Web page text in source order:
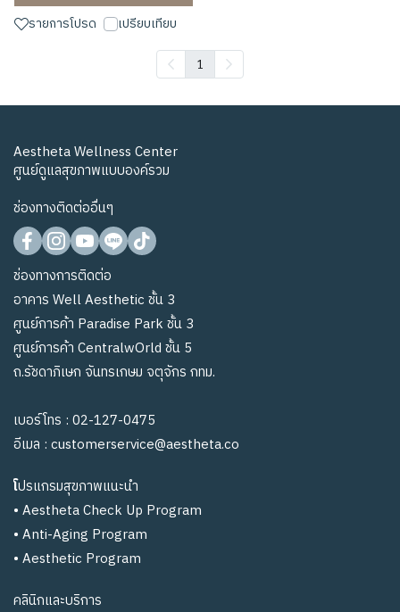
รายการโปรด เปรียบเทียบ
1
Aestheta Wellness Center
ศูนย์ดูแลสุขภาพแบบองค์รวม
ช่องทางติดต่ออื่นๆ
ช่องทางการติดต่อ
อาคาร Well Aesthetic ชั้น 3
ศูนย์การค้า Paradise Park ชั้น 3
ศูนย์การค้า CentralwOrld ชั้น 5
ถ.รัชดาภิเษก จันทรเกษม จตุจักร กทม.
เบอร์โทร : 02-127-0475
อีเมล : customerservice@aestheta.co
โปรแกรมสุขภาพแนะนำ
• Aestheta Check Up Program
• Anti-Aging Program
• Aesthetic Program
คลินิกและบริการ